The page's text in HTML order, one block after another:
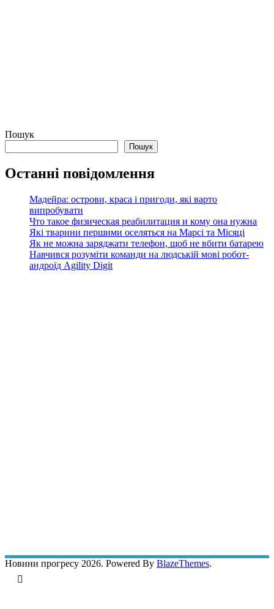
Пошук
Пошук
Останні повідомлення
Мадейра: острови, краса і пригоди, які варто
випробувати
Что такое физическая реабилитация и кому она нужна
Які тварини першими оселяться на Марсі та Місяці
Як не можна заряджати телефон, щоб не вбити батарею
Навчився розуміти команди на людській мові робот-
андроїд Agility Digit
Новини прогресу 2026. Powered By BlazeThemes.